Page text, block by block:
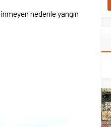
nedenle yangın